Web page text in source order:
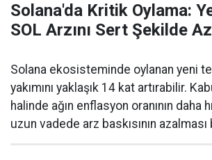
Solana'da Kritik Oylama:
SOL Arzını Sert Şekilde
Solana ekosisteminde oylanan yeni
yakımını yaklaşık 14 kat artırabilir.
halinde ağın enflasyon oranının daha
uzun vadede arz baskısının